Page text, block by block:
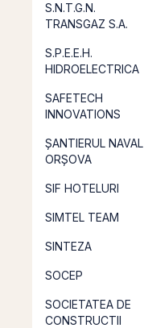
S.N.T.G.N.
TRANSGAZ S.A.
S.P.E.E.H.
HIDROELECTRICA
SAFETECH
INNOVATIONS
ȘANTIERUL NAVAL
ORȘOVA
SIF HOTELURI
SIMTEL TEAM
SINTEZA
SOCEP
SOCIETATEA DE
CONSTRUCTII